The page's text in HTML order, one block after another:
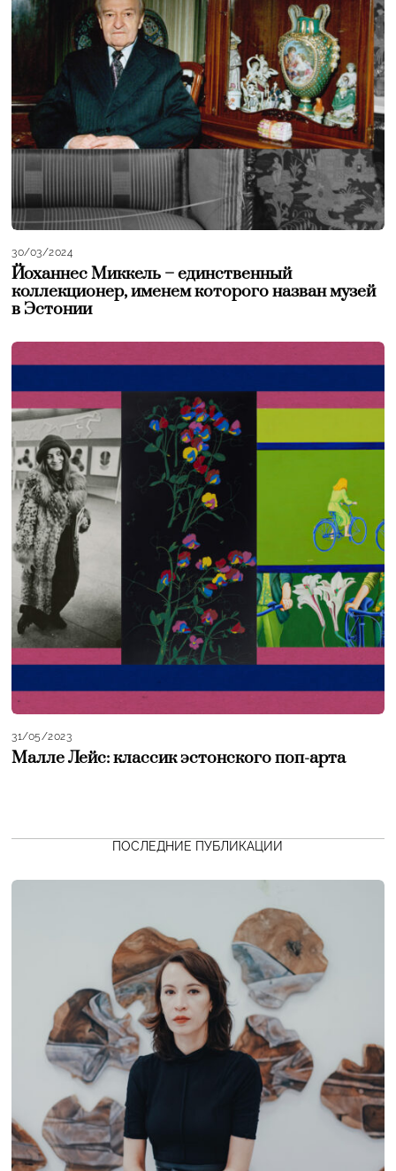
30/03/2024
Йоханнес Миккель – единственный
коллекционер, именем которого назван музей
в Эстонии
31/05/2023
Малле Лейс: классик эстонского поп-арта
ПОСЛЕДНИЕ ПУБЛИКАЦИИ